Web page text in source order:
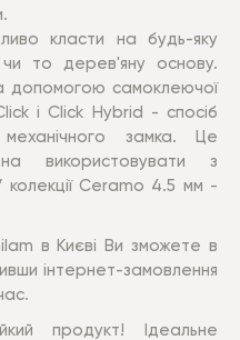
класти на будь-яку
то дерев'яну основу.
допомогою самоклеючої
і Click Hybrid - спосіб
замка. Це
використовувати з
Ceramo 4.5 мм -
в Києві Ви зможете в
інтернет-замовлення
продукт! Ідеальне